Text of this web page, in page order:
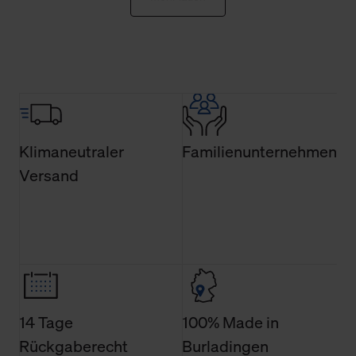
erforderlichen Cookies.
allgemeine Informationen über Cookies einsehen. Über
den Menüpunkt „Datenschutzeinstellungen“ können Sie
jederzeit Ihre Einwilligungserklärung anpassen. Ihre
der Webseite nicht erforderlich und kann jederzeit mit
Änderung gesammelten Daten.
Weitere Informationen über Cookies und Web-
Klimaneutraler
Versand
Familienunternehmen
14 Tage
Rückgaberecht
100% Made in
Burladingen